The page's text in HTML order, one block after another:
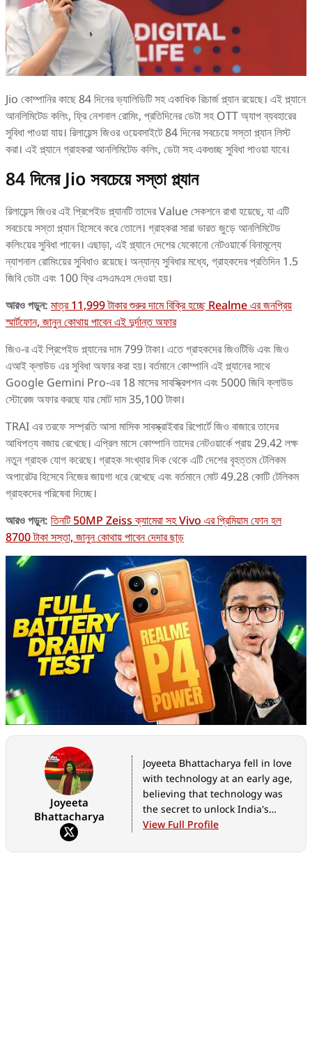
Jio কোম্পানির কাছে 84 দিনের ভ্যালিডিটি সহ একাধিক রিচার্জ প্ল্যান রয়েছে। এই প্ল্যানে
আনলিমিটেড কলিং, ফ্রি নেশনাল রোমিং, প্রতিদিনের ডেটা সহ OTT অ্যাপ ব্যবহারের
সুবিধা পাওয়া যায়। রিলায়েন্স জিওর ওয়েবসাইটে 84 দিনের সবচেয়ে সস্তা প্ল্যান লিস্ট
করা। এই প্ল্যানে গ্রাহকরা আনলিমিটেড কলিং, ডেটা সহ একগুচ্ছ সুবিধা পাওয়া যাবে।
84 দিনের Jio সবচেয়ে সস্তা প্ল্যান
রিলায়েন্স জিওর এই প্রিপেইড প্ল্যানটি তাদের Value সেকশনে রাখা হয়েছে, যা এটি
সবচেয়ে সস্তা প্ল্যান হিসেবে করে তোলে। গ্রাহকরা সারা ভারত জুড়ে আনলিমিটেড
কলিংয়ের সুবিধা পাবেন। এছাড়া, এই প্ল্যানে দেশের যেকোনো নেটওয়ার্কে বিনামূল্যে
ন্যাশনাল রোমিংয়ের সুবিধাও রয়েছে। অন্যান্য সুবিধার মধ্যে, গ্রাহকদের প্রতিদিন 1.5
জিবি ডেটা এবং 100 ফ্রি এসএমএস দেওয়া হয়।
আরও পড়ুন: মাত্র 11,999 টাকার শুরুর দামে বিক্রি হচ্ছে Realme এর জনপ্রিয়
স্মার্টফোন, জানুন কোথায় পাবেন এই দুর্দান্ত অফার
জিও-র এই প্রিপেইড প্ল্যানের দাম 799 টাকা। এতে গ্রাহকদের জিওটিভি এবং জিও
এআই ক্লাউড এর সুবিধা অফার করা হয়। বর্তমানে কোম্পানি এই প্ল্যানের সাথে
Google Gemini Pro-এর 18 মাসের সাবস্ক্রিপশন এবং 5000 জিবি ক্লাউড
স্টোরেজ অফার করছে যার মোট দাম 35,100 টাকা।
TRAI এর তরফে সম্প্রতি আসা মাসিক সাবস্ক্রাইবার রিপোর্টে জিও বাজারে তাদের
আধিপত্য বজায় রেখেছে। এপ্রিল মাসে কোম্পানি তাদের নেটওয়ার্কে প্রায় 29.42 লক্ষ
নতুন গ্রাহক যোগ করেছে। গ্রাহক সংখ্যার দিক থেকে এটি দেশের বৃহত্তম টেলিকম
অপারেটর হিসেবে নিজের জায়গা ধরে রেখেছে এবং বর্তমানে মোট 49.28 কোটি টেলিকম
গ্রাহকদের পরিষেবা দিচ্ছে।
আরও পড়ুন: তিনটি 50MP Zeiss ক্যামেরা সহ Vivo এর প্রিমিয়াম ফোন হল
8700 টাকা সস্তা, জানুন কোথায় পাবেন দেদার ছাড়
Joyeeta
Bhattacharya
Joyeeta Bhattacharya fell in love
with technology at an early age,
believing that technology was
the secret to unlock India's
limitless potential. She is
Bangla at Digit.
View Full Profile